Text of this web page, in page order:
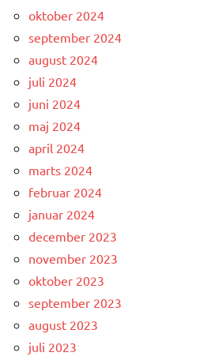
oktober 2024
september 2024
august 2024
juli 2024
juni 2024
maj 2024
april 2024
marts 2024
februar 2024
januar 2024
december 2023
november 2023
oktober 2023
september 2023
august 2023
juli 2023